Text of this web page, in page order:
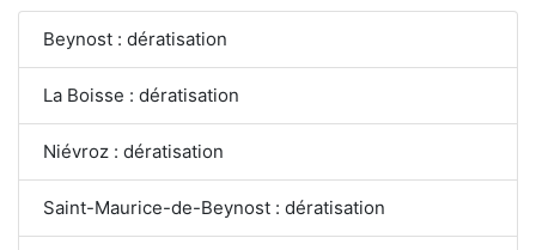
Beynost : dératisation
La Boisse : dératisation
Niévroz : dératisation
Saint-Maurice-de-Beynost : dératisation